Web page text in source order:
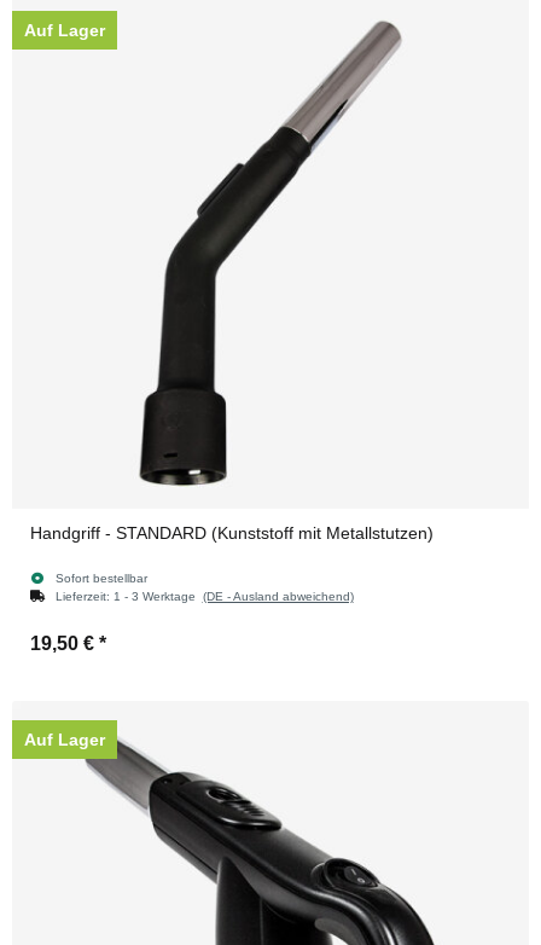
Auf Lager
Handgriff - STANDARD (Kunststoff mit Metallstutzen)
Sofort bestellbar
Lieferzeit: 1 - 3 Werktage (DE - Ausland abweichend)
19,50 € *
Auf Lager